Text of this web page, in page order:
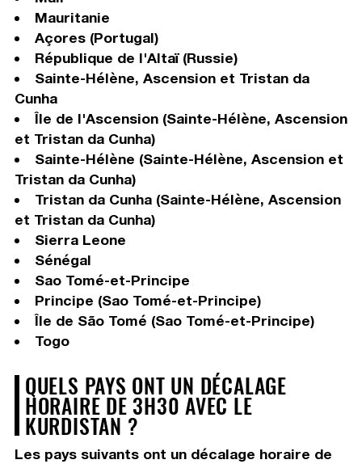
Mauritanie
Açores (Portugal)
République de l'Altaï (Russie)
Sainte-Hélène, Ascension et Tristan da
Cunha
Île de l'Ascension (Sainte-Hélène, Ascension
et Tristan da Cunha)
Sainte-Hélène (Sainte-Hélène, Ascension et
Tristan da Cunha)
Tristan da Cunha (Sainte-Hélène, Ascension
et Tristan da Cunha)
Sierra Leone
Sénégal
Sao Tomé-et-Principe
Principe (Sao Tomé-et-Principe)
Île de São Tomé (Sao Tomé-et-Principe)
Togo
QUELS PAYS ONT UN DÉCALAGE
HORAIRE DE 3H30 AVEC LE
KURDISTAN ?
Les pays suivants ont un décalage horaire de